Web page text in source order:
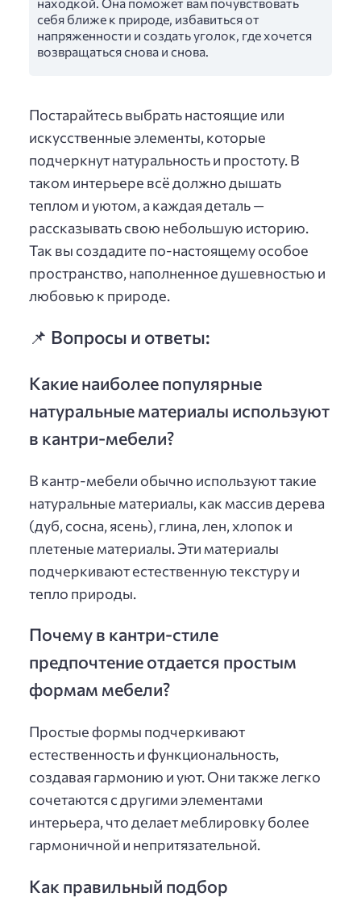
себя ближе к природе, избавиться от
напряженности и создать уголок, где хочется
возвращаться снова и снова.
Постарайтесь выбрать настоящие или
искусственные элементы, которые
подчеркнут натуральность и простоту. В
таком интерьере всё должно дышать
теплом и уютом, а каждая деталь —
рассказывать свою небольшую историю.
Так вы создадите по-настоящему особое
пространство, наполненное душевностью и
любовью к природе.
📌 Вопросы и ответы:
Какие наиболее популярные
натуральные материалы используют
в кантри-мебели?
В кантр-мебели обычно используют такие
натуральные материалы, как массив дерева
(дуб, сосна, ясень), глина, лен, хлопок и
плетеные материалы. Эти материалы
подчеркивают естественную текстуру и
тепло природы.
Почему в кантри-стиле
предпочтение отдается простым
формам мебели?
Простые формы подчеркивают
естественность и функциональность,
создавая гармонию и уют. Они также легко
сочетаются с другими элементами
интерьера, что делает меблировку более
гармоничной и непритязательной.
Как правильный подбор